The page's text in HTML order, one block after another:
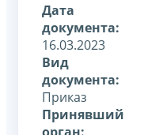
Дата
документа:
16.03.2023
Вид
документа:
Приказ
Принявший
орган: